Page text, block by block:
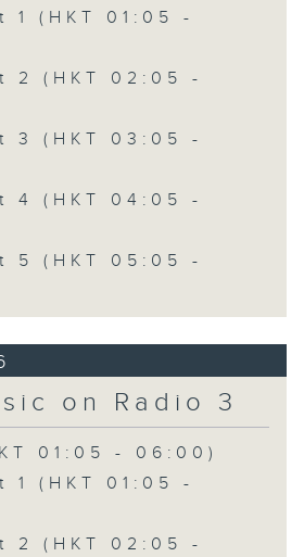
1 (HKT 01:05 -
2 (HKT 02:05 -
3 (HKT 03:05 -
4 (HKT 04:05 -
5 (HKT 05:05 -
on Radio 3
01:05 - 06:00)
1 (HKT 01:05 -
2 (HKT 02:05 -